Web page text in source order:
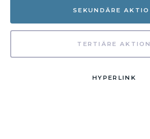
SEKUNDÄRE
TERTIÄRE AKTION
HYPERLINK